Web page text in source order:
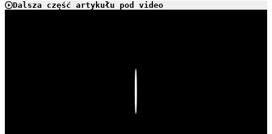
Dalsza część artykułu pod video